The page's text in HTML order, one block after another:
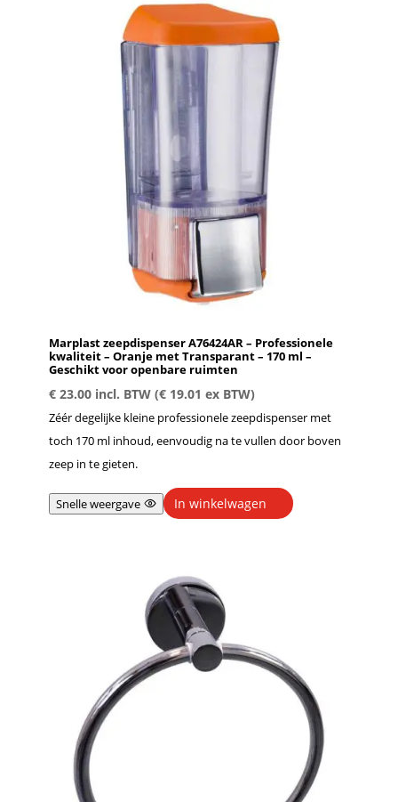
Marplast zeepdispenser A76424AR – Professionele
kwaliteit – Oranje met Transparant – 170 ml –
Geschikt voor openbare ruimten
€23.00 incl. BTW (€19.01 ex BTW)
Zéér degelijke kleine professionele zeepdispenser met
toch 170 ml inhoud, eenvoudig na te vullen door boven
zeep in te gieten.
Snelle weergave In winkelwagen